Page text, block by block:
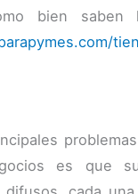
bien saben
es que